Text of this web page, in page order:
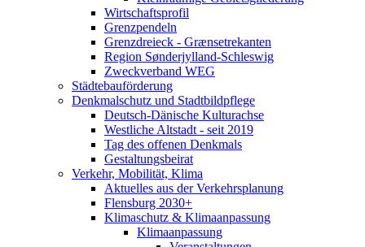
Wirtschaftsprofil
Grenzpendeln
Grenzdreieck - Grænsetrekanten
Region Sønderjylland-Schleswig
Zweckverband WEG
Städtebauförderung
Denkmalschutz und Stadtbildpflege
Deutsch-Dänische Kulturachse
Westliche Altstadt - seit 2019
Tag des offenen Denkmals
Gestaltungsbeirat
Verkehr, Mobilität, Klima
Aktuelles aus der Verkehrsplanung
Flensburg 2030+
Klimaschutz & Klimaanpassung
Klimaanpassung